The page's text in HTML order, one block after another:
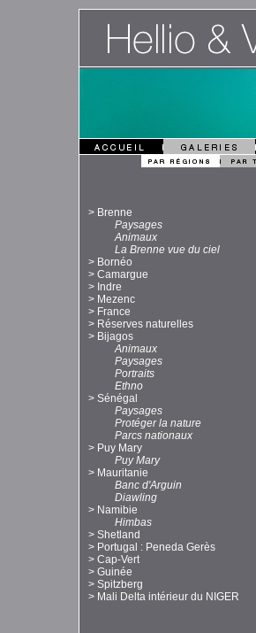
> Brenne
Paysages
Animaux
La Brenne vue du ciel
> Bornéo
> Camargue
> Indre
> Mezenc
> France
> Réserves naturelles
> Bijagos
Animaux
Paysages
Portraits
Ethno
> Sénégal
Paysages
Protéger la nature
Parcs nationaux
> Puy Mary
Puy Mary
> Mauritanie
Banc d'Arguin
Diawling
> Namibie
Himbas
> Shetland
> Portugal : Peneda Gerès
> Cap-Vert
> Guinée
> Spitzberg
> Mali Delta intérieur du NIGER